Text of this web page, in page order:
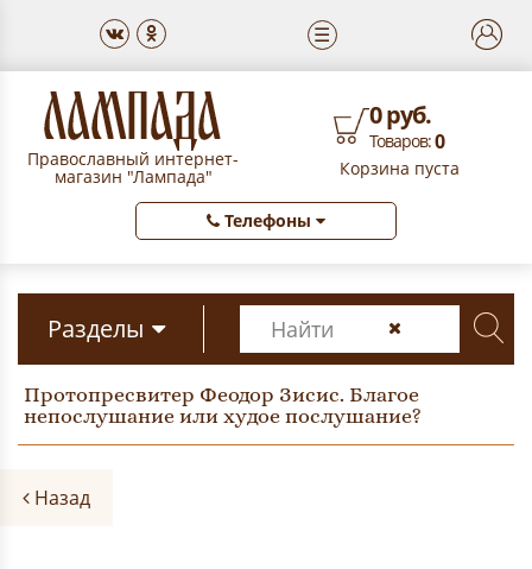
☰
Православный интернет-
магазин "Лампада"
0 руб.
Товаров:0
Корзина пуста
Телефоны
Разделы
Протопресвитер Феодор Зисис. Благое
непослушание или худое послушание?
Назад